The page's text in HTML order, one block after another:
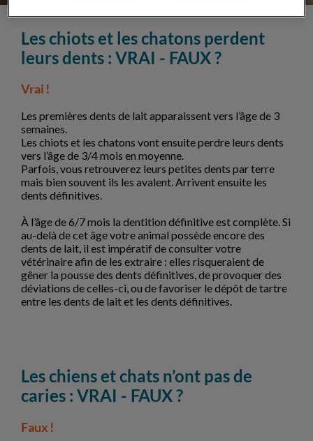
Les chiots et les chatons perdent
leurs dents : VRAI - FAUX ?
Vrai !
Les premières dents de lait apparaissent vers l’âge de 3
semaines.
Les chiots et les chatons vont ensuite perdre leurs dents
vers l’âge de 3/4 mois en moyenne.
Parfois, vous retrouverez leurs petites dents par terre
mais bien souvent ils les avalent. Arrivent ensuite les
dents définitives.
À l’âge de 6/7 mois la dentition définitive est complète. Si
au-delà de cet âge votre animal possède encore des
dents de lait, il est impératif de consulter votre
vétérinaire afin de les extraire : elles risqueraient de
gêner la pousse des dents définitives, de provoquer des
déviations de celles-ci, ou de favoriser le dépôt de tartre
entre les dents de lait et les dents définitives.
Les chiens et chats n’ont pas de
caries : VRAI - FAUX ?
Faux !